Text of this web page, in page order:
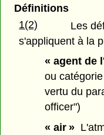
Définitions
1(2)
Les
s'appliquent à la
« agent de
ou
vertu du
officer")
« air »